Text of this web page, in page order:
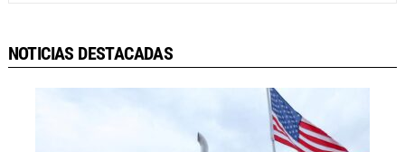
NOTICIAS DESTACADAS